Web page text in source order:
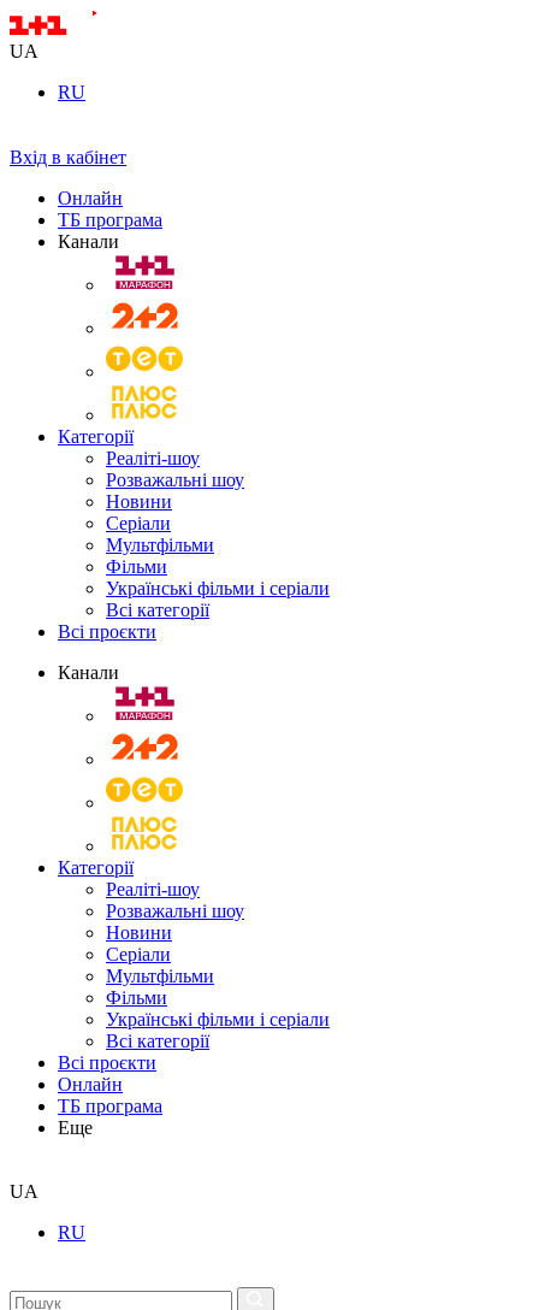
UA
RU
Вхід в кабінет
Онлайн
ТБ програма
Канали
Категорії
Реаліті-шоу
Розважальні шоу
Новини
Серіали
Мультфільми
Фільми
Українські фільми і серіали
Всі категорії
Всі проєкти
Канали
Категорії
Реаліті-шоу
Розважальні шоу
Новини
Серіали
Мультфільми
Фільми
Українські фільми і серіали
Всі категорії
Всі проєкти
Онлайн
ТБ програма
Еще
UA
RU